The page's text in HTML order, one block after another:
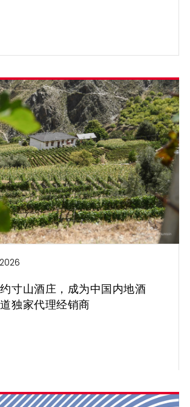
寸山酒庄，成为中国内地酒
独家代理经销商